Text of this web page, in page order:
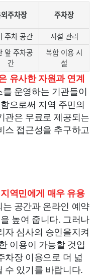
주차장 주차장
주차 공간
시설 관리
앞 주차공
간
복합 이용 시
설
유사한 자원과 연계
운영하는 기관들이
으로써 지역 주민의
관은 무료로 제공되는
스 접근성을 추구하고
역민에게 매우 유용
공간과 온라인 예약
높여 줍니다. 그러나
자 심사의 승인을지켜
이용이 가능할 것입
차장 이용으로 더 넓
수 있기를 바랍니다.